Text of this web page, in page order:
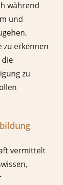
während
und
zu erkennen
die
zu
vermittelt